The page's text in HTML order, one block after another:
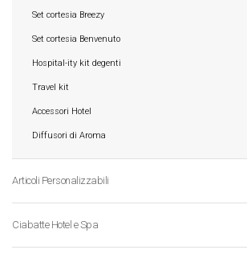
Set cortesia Breezy
Set cortesia Benvenuto
Hospital-ity kit degenti
Travel kit
Accessori Hotel
Diffusori di Aroma
Articoli Personalizzabili
Ciabatte Hotel e Spa